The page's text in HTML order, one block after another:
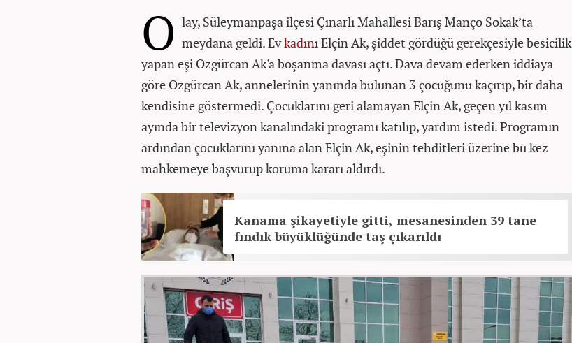
O lay, Süleymanpaşa ilçesi Çınarlı Mahallesi Barış Manço Sokak’ta
meydana geldi. Evkadını Elçin Ak, şiddet gördüğü gerekçesiyle besicilik
yapan eşi Özgürcan Ak'a boşanma davası açtı. Dava devam ederken iddiaya
göre Özgürcan Ak, annelerinin yanında bulunan 3 çocuğunu kaçırıp, bir daha
kendisine göstermedi. Çocuklarını geri alamayan Elçin Ak, geçen yıl kasım
ayında bir televizyon kanalındaki programı katılıp, yardım istedi. Programın
ardından çocuklarını yanına alan Elçin Ak, eşinin tehditleri üzerine bu kez
mahkemeye başvurup koruma kararı aldırdı.
Kanama şikayetiyle gitti, mesanesinden 39 tane
fındık büyüklüğünde taş çıkarıldı